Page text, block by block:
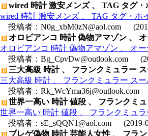
wired 時計 激安メンズ 、 TAG タグ
wired 時計 激安メンズ 、 TAG タグ・ホ
投稿者： N0g_xbM0zN@aol.com
オロビアンコ 時計 偽物アマゾン 、 オ
オロビアンコ 時計 偽物アマゾン 、 オー
投稿者： Bg_CpvDw@outlook.com
三大高級 時計 、 フランクミュラー
三大高級 時計 、 フランクミュラー ス
投稿者： Rk_WcYma36j@outlook.com
世界一高い 時計 値段 、 フランクミ
世界一高い 時計 値段 、 フランクミュ
投稿者： sE_sQQN1@aol.com (2019-
ブレゲ偽物 時計 芸能人女性 、 フラ